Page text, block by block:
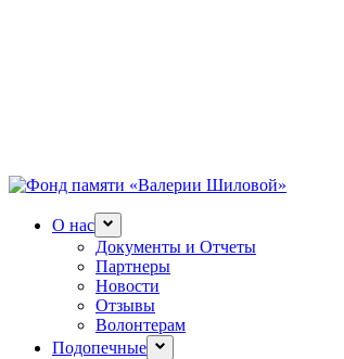
О нас
Документы и Отчеты
Партнеры
Новости
Отзывы
Волонтерам
Подопечные